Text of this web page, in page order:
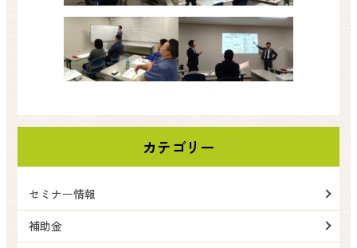
カテゴリー
セミナー情報
補助金